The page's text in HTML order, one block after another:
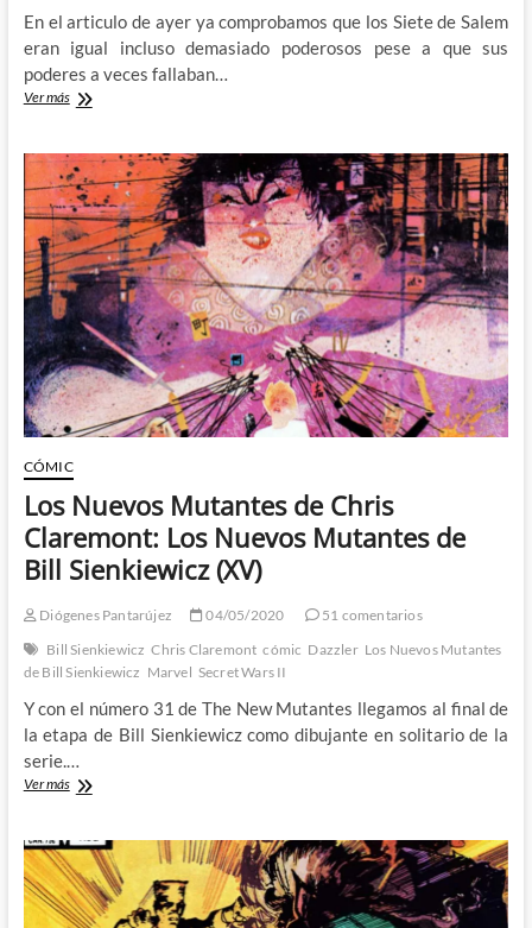
En el articulo de ayer ya comprobamos que los Siete de Salem
eran igual incluso demasiado poderosos pese a que sus
poderes a veces fallaban…
Ver másAgatha:
Harkness
–
El
rocambolesco
árbol
genealógico
de
Agatha
Harkness
CÓMIC
Los Nuevos Mutantes de Chris
Claremont: Los Nuevos Mutantes de
Bill Sienkiewicz (XV)
Diógenes Pantarújez 04/05/2020
51 comentarios
Bill Sienkiewicz Chris Claremont cómic Dazzler Los Nuevos Mutantes
de Bill Sienkiewicz Marvel Secret Wars II
Y con el número 31 de The New Mutantes llegamos al final de
la etapa de Bill Sienkiewicz como dibujante en solitario de la
serie.…
Ver másLos
de
Chris
Claremont:
Los